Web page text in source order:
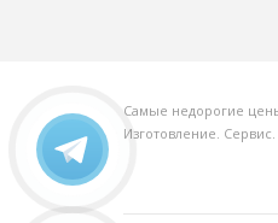
Самые недорогие
Изготовление.